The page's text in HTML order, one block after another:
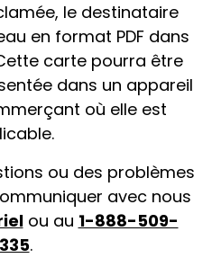
le destinataire
en format PDF dans
carte pourra être
dans un appareil
où elle est
ou des problèmes
avec nous
ou au 1-888-509-
.